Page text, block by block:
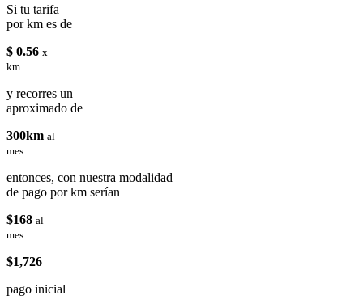
Si tu tarifa
por km es de
$ 0.56 x
km
y recorres un
aproximado de
300km al
mes
entonces, con nuestra modalidad
de pago por km serían
$168 al
mes
$1,726
pago inicial